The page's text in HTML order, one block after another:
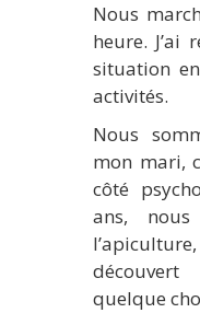
Nous
heure. J’ai
situation
activités.
Nous
mon mari,
côté
ans,
quelque